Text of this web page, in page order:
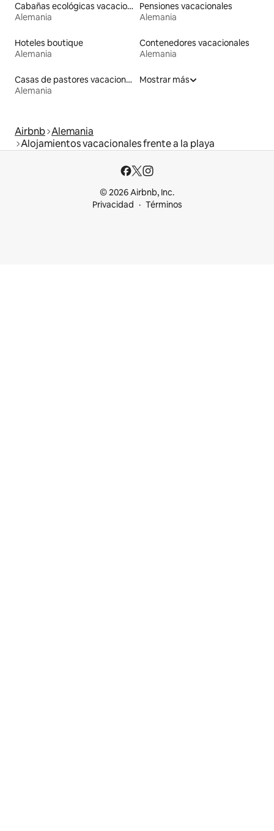
Cabañas ecológicas vacacionales
Alemania
Pensiones vacacionales
Alemania
Hoteles boutique
Alemania
Contenedores vacacionales
Alemania
Casas de pastores vacacionales
Alemania
Mostrar más
Airbnb Alemania
Alojamientos vacacionales frente a la playa
© 2026 Airbnb, Inc.
Privacidad
Términos